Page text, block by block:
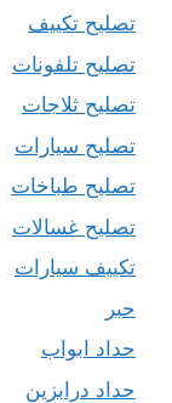
تصليح تكييف
تصليح تلفونات
تصليح ثلاجات
تصليح سيارات
تصليح طباخات
تصليح غسالات
تكييف سيارات
حبر
حداد ابواب
حداد درابزين